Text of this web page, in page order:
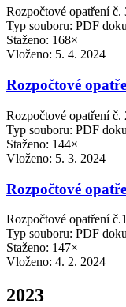
Rozpočtové opatření č.
Typ souboru: PDF
Staženo: 168×
Vloženo: 5. 4. 2024
Rozpočtové
Rozpočtové opatření č.
Typ souboru: PDF
Staženo: 144×
Vloženo: 5. 3. 2024
Rozpočtové
Rozpočtové opatření
Typ souboru: PDF
Staženo: 147×
Vloženo: 4. 2. 2024
2023